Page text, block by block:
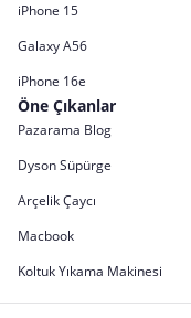
iPhone 15
Galaxy A56
iPhone 16e
Öne Çıkanlar
Pazarama Blog
Dyson Süpürge
Arçelik Çaycı
Macbook
Koltuk Yıkama Makinesi